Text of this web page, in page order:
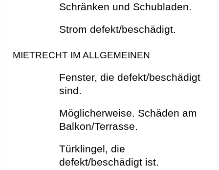
Schränken und Schubladen.
Strom defekt/beschädigt.
MIETRECHT IM ALLGEMEINEN
Fenster, die defekt/beschädigt
sind.
Möglicherweise. Schäden am
Balkon/Terrasse.
Türklingel, die
defekt/beschädigt ist.